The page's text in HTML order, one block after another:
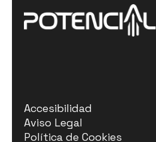
Accesibilidad
Aviso Legal
Política de Cookies